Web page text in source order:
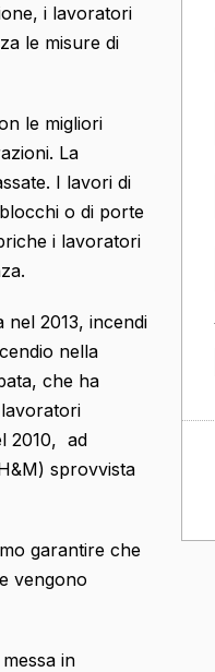
i lavoratori
le misure di
le migliori
La
I lavori di
o di porte
i lavoratori
2013, incendi
nella
che ha
2010, ad
sprovvista
garantire che
vengono
in